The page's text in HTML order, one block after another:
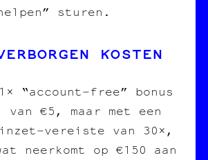
sturen.
KOSTEN
1× “account‑free” bonus
van €5, maar met een
inzet‑vereiste van 30×,
neerkomt op €150 aan